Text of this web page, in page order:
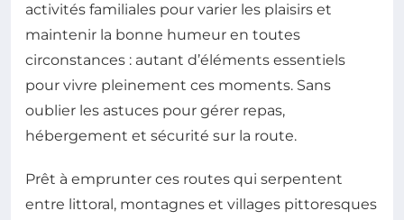
activités familiales pour varier les plaisirs et
maintenir la bonne humeur en toutes
circonstances : autant d’éléments essentiels
pour vivre pleinement ces moments. Sans
oublier les astuces pour gérer repas,
hébergement et sécurité sur la route.
Prêt à emprunter ces routes qui serpentent
entre littoral, montagnes et villages pittoresques